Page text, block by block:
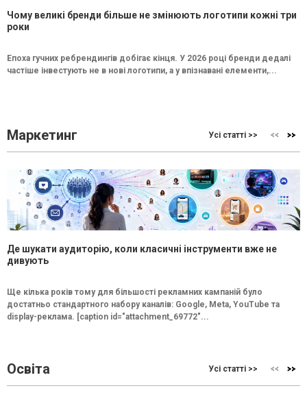
Чому великі бренди більше не змінюють логотипи кожні три
роки
Епоха гучних ребрендингів добігає кінця. У 2026 році бренди дедалі
частіше інвестують не в нові логотипи, а у впізнавані елементи,...
Маркетинг Усі статті >>
Де шукати аудиторію, коли класичні інструменти вже не
дивують
Ще кілька років тому для більшості рекламних кампаній було
достатньо стандартного набору каналів: Google, Meta, YouTube та
display-реклама. [caption id="attachment_69772"...
Освіта Усі статті >>